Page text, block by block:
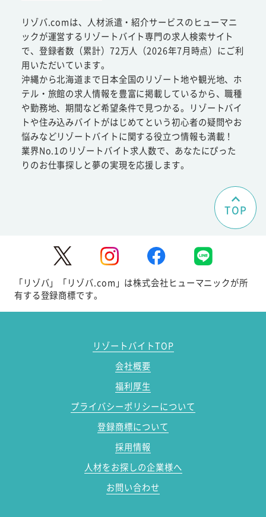
リゾバ.comは、人材派遣・紹介サービスのヒューマニ
ックが運営するリゾートバイト専門の求人検索サイト
で、登録者数（累計）72万人（2026年7月時点）にご利
用いただいています。
沖縄から北海道まで日本全国のリゾート地や観光地、ホ
テル・旅館の求人情報を豊富に掲載しているから、職種
や勤務地、期間など希望条件で見つかる。リゾートバイ
トや住み込みバイトがはじめてという初心者の疑問やお
悩みなどリゾートバイトに関する役立つ情報も満載！
業界No.1のリゾートバイト求人数で、あなたにぴった
りのお仕事探しと夢の実現を応援します。
TOP
「リゾバ」「リゾバ.com」は株式会社ヒューマニックが所
有する登録商標です。
リゾートバイトTOP
会社概要
福利厚生
プライバシーポリシーについて
登録商標について
採用情報
人材をお探しの企業様へ
お問い合わせ